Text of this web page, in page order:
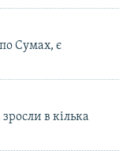
Сумах, є
в кілька